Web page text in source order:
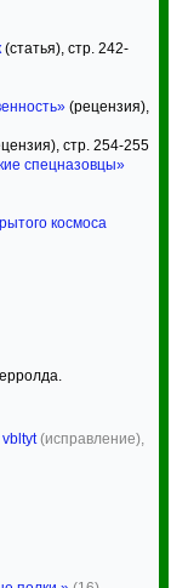
(статья), стр. 242-
(рецензия),
стр. 254-255
спецназовцы»
космоса
vbltyt(исправление),